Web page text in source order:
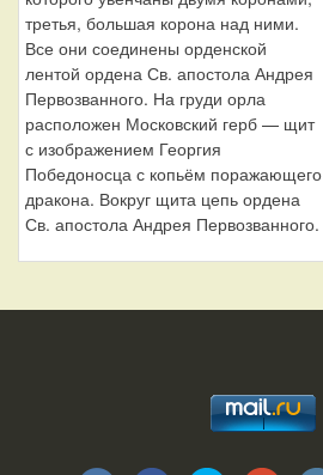
третья, большая корона над ними.
Все они соединены орденской
лентой ордена Св. апостола Андрея
Первозванного. На груди орла
расположен Московский герб — щит
с изображением Георгия
Победоносца с копьём поражающего
дракона. Вокруг щита цепь ордена
Св. апостола Андрея Первозванного.